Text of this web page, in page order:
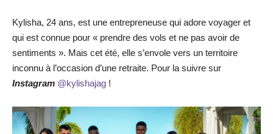
Kylisha, 24 ans, est une entrepreneuse qui adore voyager et
qui est connue pour « prendre des vols et ne pas avoir de
sentiments ». Mais cet été, elle s’envole vers un territoire
inconnu à l’occasion d’une retraite. Pour la suivre sur
Instagram @kylishajag !